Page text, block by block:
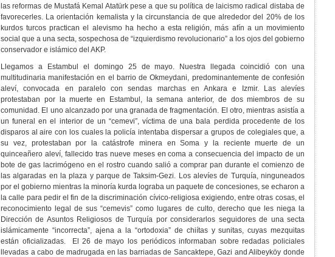
las reformas de Mustafá Kemal Atatürk pese a que su política de laicismo radical distaba de
favorecerles. La orientación kemalista y la circunstancia de que alrededor del 20% de los
kurdos turcos practican el alevismo ha hecho a esta religión, más afín a un movimiento
social que a una secta, sospechosa de “izquierdismo revolucionario” a los ojos del gobierno
conservador e islámico del AKP.
Llegamos a Estambul el domingo 25 de mayo. Nuestra llegada coincidió con una
multitudinaria manifestación en el barrio de Okmeydani, predominantemente de confesión
aleví, convocada en paralelo con sendas marchas en Ankara e Izmir. Las alevíes
protestaban por la muerte en Estambul, la semana anterior, de dos miembros de su
comunidad. El uno alcanzado por una granada de fragmentación. El otro, mientras asistía a
un funeral en el interior de un “cemevi”, víctima de una bala perdida procedente de los
disparos al aire con los cuales la policía intentaba dispersar a grupos de colegiales que, a
su vez, protestaban por la catástrofe minera en Soma y la reciente muerte de un
quinceañero aleví, fallecido tras nueve meses en coma a consecuencia del impacto de un
bote de gas lacrimógeno en el rostro cuando salió a comprar pan durante el comienzo de
las algaradas en la plaza y parque de Taksim-Gezi. Los alevíes de Turquía, ninguneados
por el gobierno mientras la minoría kurda lograba un paquete de concesiones, se echaron a
la calle para pedir el fin de la discriminación cívico-religiosa exigiendo, entre otras cosas, el
reconocimiento legal de sus “cemevis” como lugares de culto, derecho que les niega la
Dirección de Asuntos Religiosos de Turquía por considerarlos seguidores de una secta
islámicamente “incorrecta”, ajena a la “ortodoxia” de chiítas y sunitas, cuyas mezquitas
están oficializadas. El 26 de mayo los periódicos informaban sobre redadas policiales
llevadas a cabo de madrugada en las barriadas de Sancaktepe, Gazi and Alibeyköy donde